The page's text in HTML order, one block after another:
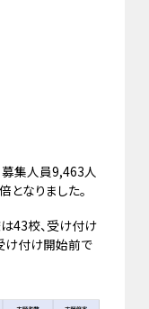
募集人員9,463人
なりました。
43校、受け付け
け付け開始前で